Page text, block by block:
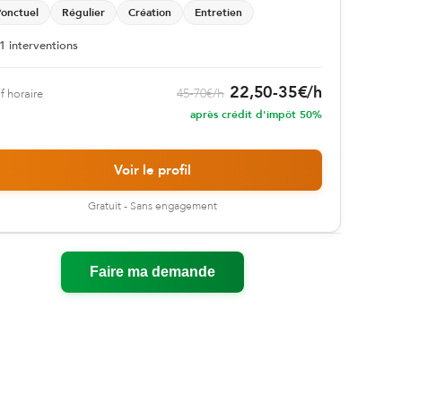
avec les réglementations. Personnalisez vos
Régulier Création Entretien
1 interventions
horaire 45-70€/h 22,50-35€/h
après crédit d'impôt 50%
Voir le profil
Gratuit - Sans engagement
Faire ma demande